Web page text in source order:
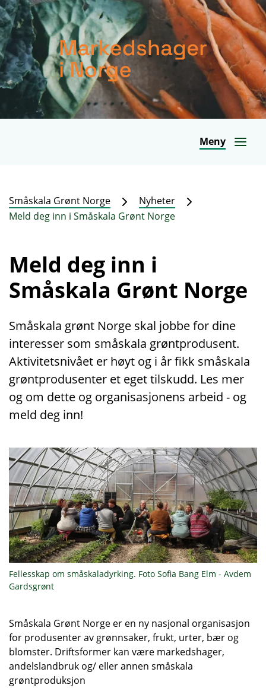
Meny
Småskala Grønt Norge
Nyheter
Meld deg inn i Småskala Grønt Norge
Meld deg inn i
Småskala Grønt Norge
Småskala grønt Norge skal jobbe for dine
interesser som småskala grøntprodusent.
Aktivitetsnivået er høyt og i år fikk småskala
grøntprodusenter et eget tilskudd. Les mer
og om dette og organisasjonens arbeid - og
meld deg inn!
Fellesskap om småskaladyrking. Foto Sofia Bang Elm - Avdem
Gardsgrønt
Småskala Grønt Norge er en ny nasjonal organisasjon
for produsenter av grønnsaker, frukt, urter, bær og
blomster. Driftsformer kan være markedshager,
andelslandbruk og/ eller annen småskala
grøntproduksjon